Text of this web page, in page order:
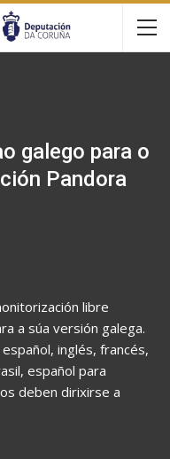
galego para o
Pandora
libre
a súa versión galega.
inglés, francés,
español para
deben dirixirse a